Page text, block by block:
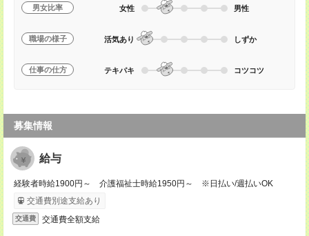
男女比率 女性 男性
職場の様子 活気あり しずか
仕事の仕方 テキパキ コツコツ
募集情報
給与
経験者時給1900円～ 介護福祉士時給1950円～ ※日払い/週払いOK
交通費別途支給あり
交通費 交通費全額支給